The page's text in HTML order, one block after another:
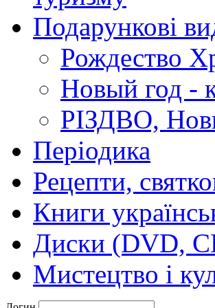
Подарункові
Рождество
Новый год -
РІЗДВО,
Періодика
Рецепти,
Книги
Диски (DVD,
Мистецтво і